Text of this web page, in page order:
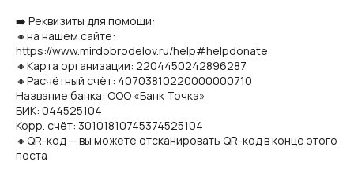
➡️ Реквизиты для помощи:
🔸на нашем сайте:
https://www.mirdobrodelov.ru/help#helpdonate
🔸Карта организации: 2204450242896287
🔸Расчётный счёт: 40703810220000000710
Название банка: ООО «Банк Точка»
БИК: 044525104
Корр. счёт: 30101810745374525104
🔸QR-код — вы можете отсканировать QR-код в конце этого
поста